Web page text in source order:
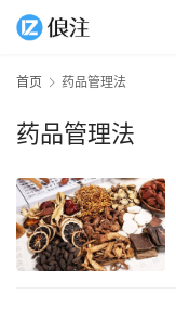
首页 药品管理法
药品管理法